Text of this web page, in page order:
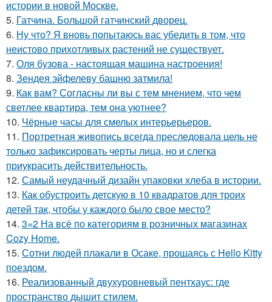
истории в новой Москве.
5. Гатчина. Большой гатчинский дворец.
6. Ну что? Я вновь попытаюсь вас убедить в том, что
неистово прихотливых растений не существует.
7. Оля бузова - настоящая машина настроения!
8. Зендея эйфелеву башню затмила!
9. Как вам? Согласны ли вы с тем мнением, что чем
светлее квартира, тем она уютнее?
10. Чёрные часы для смелых интерьерьеров.
11. Портретная живопись всегда преследовала цель не
только зафиксировать черты лица, но и слегка
приукрасить действительность.
12. Самый неудачный дизайн упаковки хлеба в истории.
13. Как обустроить детскую в 10 квадратов для троих
детей так, чтобы у каждого было свое место?
14. 3=2 На всё по категориям в розничных магазинах
Cozy Home.
15. Сотни людей плакали в Осаке, прощаясь с Hello Kitty
поездом.
16. Реализованный двухуровневый пентхаус: где
пространство дышит стилем.